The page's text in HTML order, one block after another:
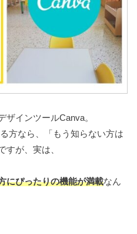
ザインツールCanva。
方なら、「もう知らない方は
すが、実は、
にぴったりの機能が満載なん